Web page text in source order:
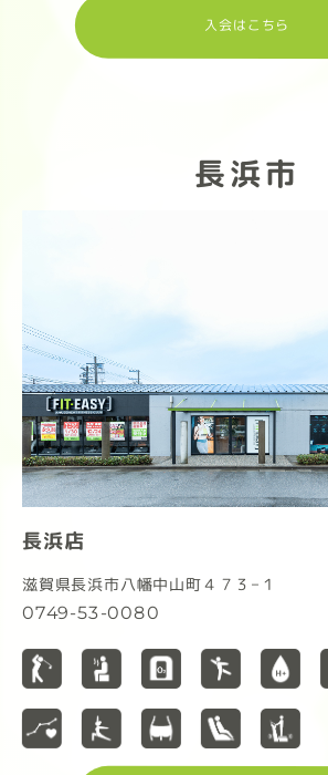
入会はこちら
長浜市
長浜店
滋賀県長浜市八幡中山町４７３−１
0749-53-0080